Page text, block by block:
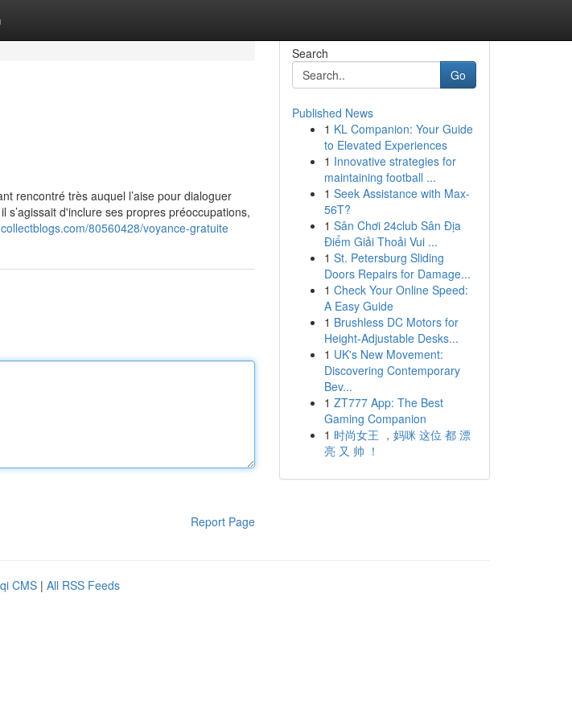
rencontré très auquel l’aise pour dialoguer
s’agissait d'inclure ses propres préoccupations,
80560428/voyance-gratuite
Report Page
Search
Go
Published News
1 KL Companion: Your Guide
to Elevated Experiences
1 Innovative strategies for
maintaining football ...
1 Seek Assistance with Max-
56T?
1 Sân Chơi 24club Sân Địa
Điểm Giải Thoải Vui ...
1 St. Petersburg Sliding
Doors Repairs for Damage...
1 Check Your Online Speed:
A Easy Guide
1 Brushless DC Motors for
Height-Adjustable Desks...
1 UK's New Movement:
Discovering Contemporary
Bev...
1 ZT777 App: The Best
Gaming Companion
1 时尚女王 ，妈咪 这位 都 漂
亮 又 帅 ！
CMS | All RSS Feeds